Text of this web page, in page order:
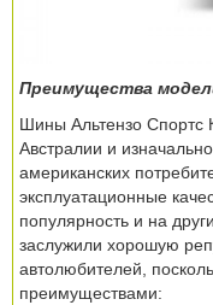
Преимущества
Шины Альтензо Спортс
Австралии и
американских
эксплуатационные
популярность и на
заслужили хорошую
автолюбителей,
преимуществами: